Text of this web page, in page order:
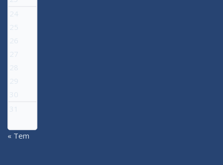
24
25
26
27
28
29
30
31
« Tem